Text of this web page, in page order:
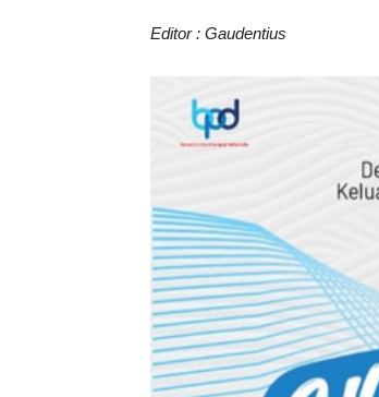
Editor : Gaudentius